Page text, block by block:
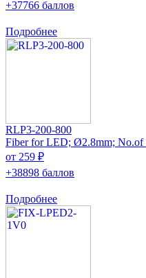
+37766 баллов
Подробнее
RLP3-200-800
Fiber for LED; Ø2.8mm; No.of
от 259 ₽
+38898 баллов
Подробнее